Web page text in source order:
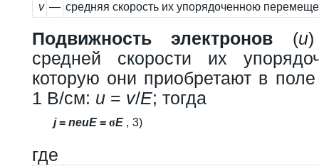
v — средняя скорость их упорядоченною
Подвижность электронов (u)
средней скорости их
которую они приобретают в
1 В/см: u = v/E; тогда
j= neuE = σE , 3)
где